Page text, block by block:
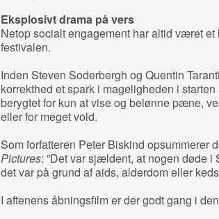
Eksplosivt drama på vers
Netop socialt engagement har altid været
festivalen.
Inden Steven Soderbergh og Quentin
korrekthed et spark i mageligheden i
berygtet for kun at vise og belønne pæne,
eller for meget vold.
Som forfatteren Peter Biskind opsummerer
Pictures: ”Det var sjældent, at nogen døde i
det var på grund af aids, alderdom eller
I aftenens åbningsfilm er der godt gang i